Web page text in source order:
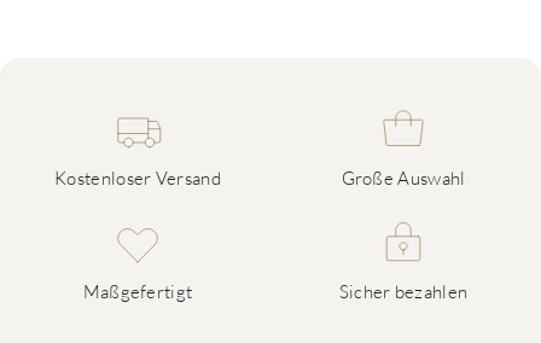
Kostenloser Versand Große Auswahl
Maßgefertigt Sicher bezahlen